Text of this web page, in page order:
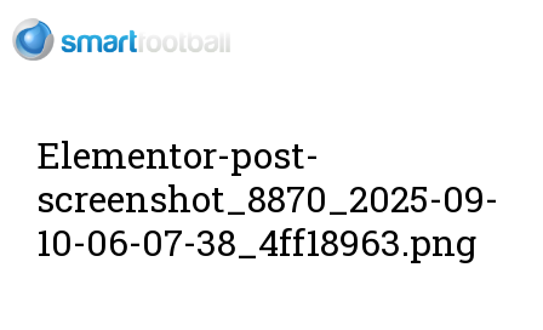
Elementor-post-
screenshot_8870_2025-09-
10-06-07-38_4ff18963.png